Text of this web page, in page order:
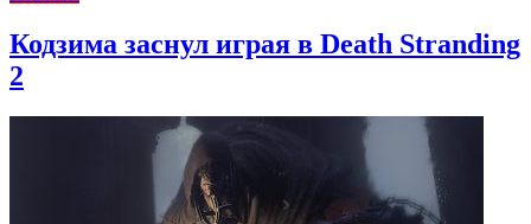
Кодзима заснул играя в Death Stranding
2